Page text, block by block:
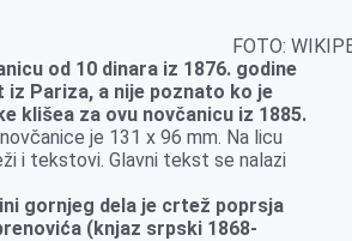
FOTO:
od 10 dinara iz 1876. godine
iz Pariza, a nije poznato ko je
klišea za ovu novčanicu iz 1885.
je 131 x 96 mm. Na licu
i tekstovi. Glavni tekst se nalazi
gornjeg dela je crtež poprsja
(knjaz srpski 1868-